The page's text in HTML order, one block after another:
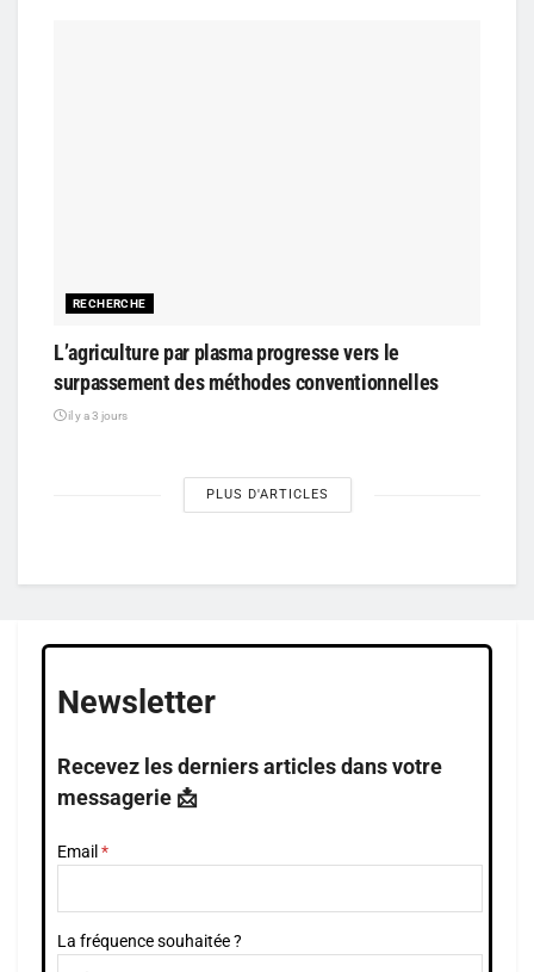
RECHERCHE
L’agriculture par plasma progresse vers le
surpassement des méthodes conventionnelles
il y a 3 jours
PLUS D'ARTICLES
Newsletter
Recevez les derniers articles dans votre
messagerie 📩
Email
La fréquence souhaitée ?